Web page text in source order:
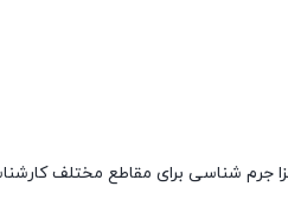
جرم شناسی برای مقاطع مختلف